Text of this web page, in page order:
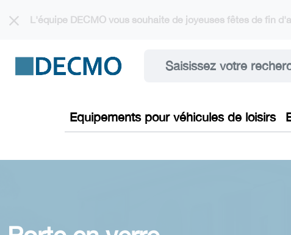
L'équipe DECMO vous souhaite de joyeuses fêtes de fin
Equipements pour véhicules de loisirs